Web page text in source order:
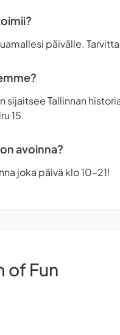
päivälle.
sijaitsee Tallinnan
15.
avoinna?
joka päivä klo 10–21!
of Fun